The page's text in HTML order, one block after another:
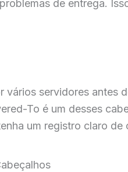
de entrega.
vários servidores
To é um desses
um registro claro